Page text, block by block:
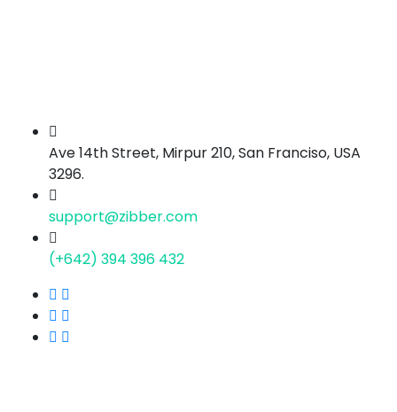
Ave 14th Street, Mirpur 210, San Franciso, USA
3296.
support@zibber.com
(+642) 394 396 432